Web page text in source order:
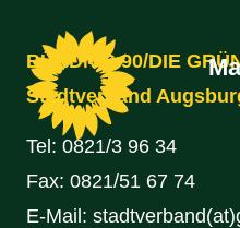
BÜNDNIS 90/DIE
Stadtverband
Tel: 0821/3 96 34
Fax: 0821/51 67 74
E-Mail: